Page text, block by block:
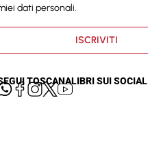
dati personali.
ISCRIVITI
TOSCANALIBRI SUI SOCIAL